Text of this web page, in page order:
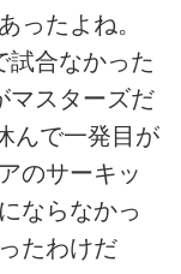
たよね。
試合なかった
マスターズだ
んで一発目が
のサーキッ
ならなかっ
たわけだ